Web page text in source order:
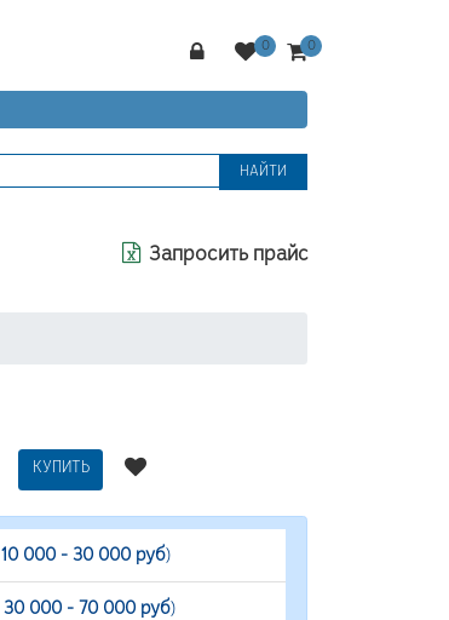
НАЙТИ
Запросить прайс
КУПИТЬ
10 000 - 30 000 руб)
30 000 - 70 000 руб)